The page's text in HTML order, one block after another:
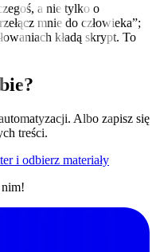
a nie tylko o
mnie do człowieka”;
kładą skrypt. To
Albo zapisz się
treści.
i odbierz materiały
nim!